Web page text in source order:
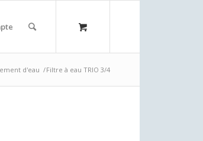
d'eau /Filtre à eau TRIO 3/4